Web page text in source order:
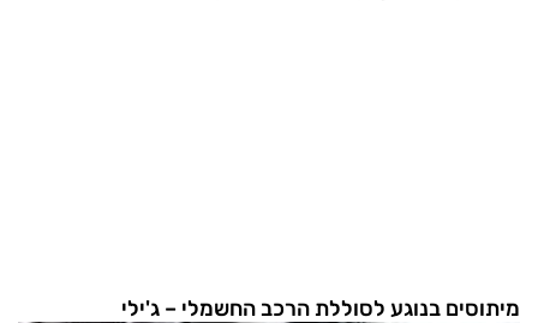
מיתוסים בנוגע לסוללת הרכב החשמלי – ג'ילי